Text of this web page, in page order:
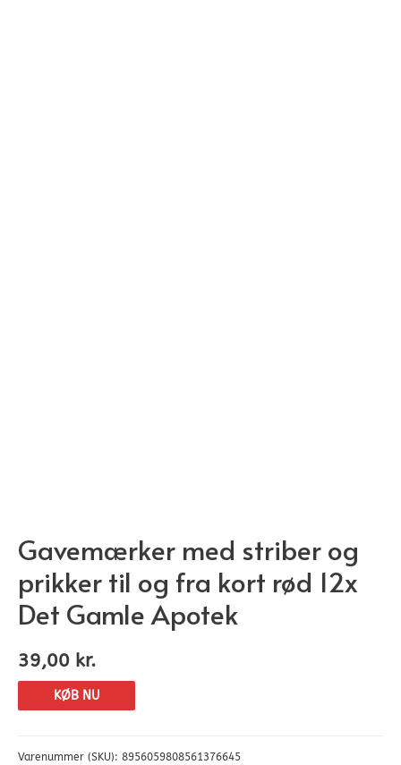
Gavemærker med striber og
prikker til og fra kort rød 12x
Det Gamle Apotek
39,00 kr.
KØB NU
Varenummer (SKU): 8956059808561376645